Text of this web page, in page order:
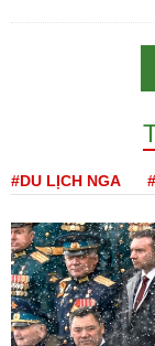
#DU LỊCH NGA